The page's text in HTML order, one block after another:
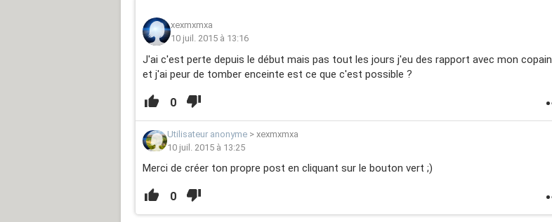
xexmxmxa
10 juil. 2015 à 13:16
J'ai c'est perte depuis le début mais pas tout les jours j'eu des rapport avec mon copain
et j'ai peur de tomber enceinte est ce que c'est possible ?
0
Utilisateur anonyme > xexmxmxa
10 juil. 2015 à 13:25
Merci de créer ton propre post en cliquant sur le bouton vert ;)
0